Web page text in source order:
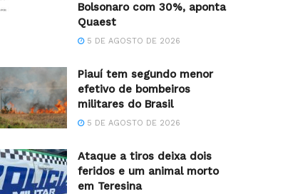
Bolsonaro com 30%, aponta
Quaest
5 DE AGOSTO DE 2026
Piauí tem segundo menor
efetivo de bombeiros
militares do Brasil
5 DE AGOSTO DE 2026
Ataque a tiros deixa dois
feridos e um animal morto
em Teresina